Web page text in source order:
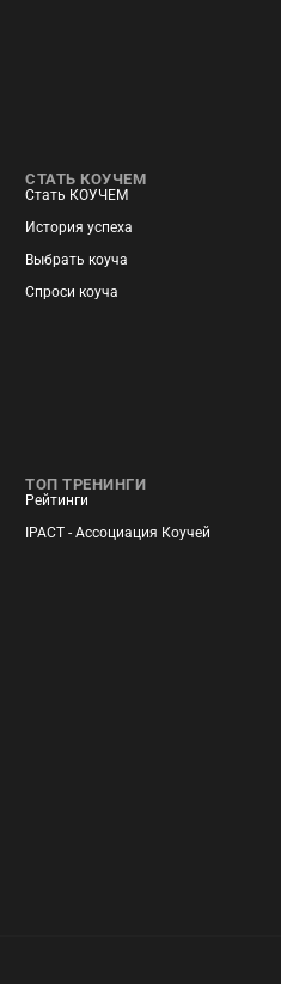
СТАТЬ КОУЧЕМ
Стать КОУЧЕМ
История успеха
Выбрать коуча
Спроси коуча
ТОП ТРЕНИНГИ
Рейтинги
IPACT - Ассоциация Коучей